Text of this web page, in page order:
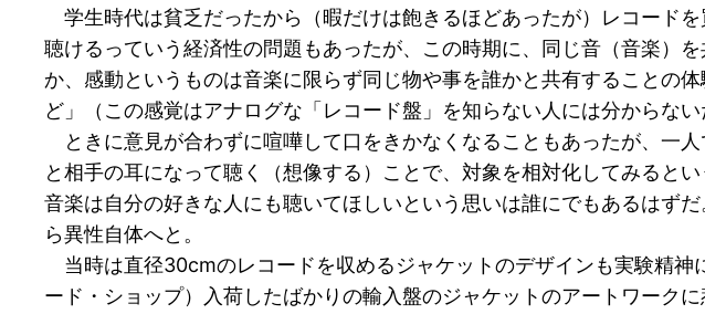
学生時代は貧乏だったから（暇だけは飽きるほどあったが）レコード
聴けるっていう経済性の問題もあったが、この時期に、同じ音（音楽）
か、感動というものは音楽に限らず同じ物や事を誰かと共有することの
ど」（この感覚はアナログな「レコード盤」を知らない人には分からない
ときに意見が合わずに喧嘩して口をきかなくなることもあったが、一
と相手の耳になって聴く（想像する）ことで、対象を相対化してみると
音楽は自分の好きな人にも聴いてほしいという思いは誰にでもあるはず
ら異性自体へと。
当時は直径30cmのレコードを収めるジャケットのデザインも実験精神
ード・ショップ）入荷したばかりの輸入盤のジャケットのアートワーク